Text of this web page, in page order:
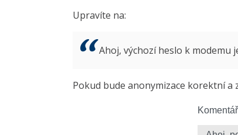
Upravíte na:
Ahoj, výchozí heslo k modemu
Pokud bude anonymizace korektní a
Komentář